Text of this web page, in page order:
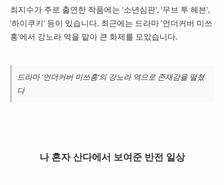
최지수가 주로 출연한 작품에는 '소년심판', '무브 투 헤븐',
'하이쿠키' 등이 있습니다. 최근에는 드라마 '언더커버 미쓰
홍'에서 강노라 역을 맡아 큰 화제를 모았습니다.
드라마 '언더커버 미쓰홍'의 강노라 역으로 존재감을 떨쳤
다
나 혼자 산다에서 보여준 반전 일상